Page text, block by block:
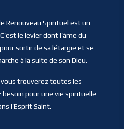
Renouveau Spirituel est un
le levier dont l’âme du
sortir de sa létargie et se
à la suite de son Dieu.
trouverez toutes les
pour une vie spirituelle
l’Esprit Saint.